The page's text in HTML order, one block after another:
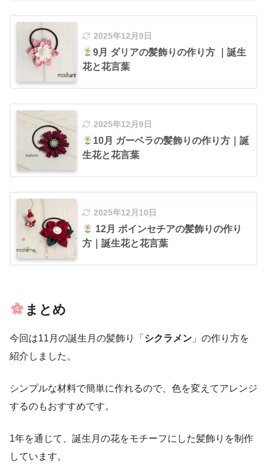
2025年12月9日
9月 ダリアの髪飾りの作り方 ｜誕生
花と花言葉
2025年12月9日
10月 ガーベラの髪飾りの作り方｜誕
生花と花言葉
2025年12月10日
12月 ポインセチアの髪飾りの作り
方｜誕生花と花言葉
まとめ
今回は11月の誕生月の髪飾り「 シクラメン 」の作り方を
紹介しました。
シンプルな材料で簡単に作れるので、色を変えてアレンジ
するのもおすすめです。
1年を通じて、誕生月の花をモチーフにした髪飾りを制作
しています。